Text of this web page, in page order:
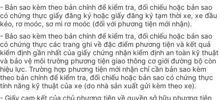
- Bản sao kèm theo bản chính để kiểm tra, đối chiếu hoặc bản sao
có chứng thực giấy đăng ký hoặc giấy đăng ký tạm thời xe, xe đầu
kéo, rơ moóc, sơ mi rơ moóc (đối với phương tiện mới nhận).
- Bảo sao kèm theo bản chính để kiểm tra, đối chiếu hoặc bản sao
có chứng thực các trang ghi về đặc điểm phương tiện và kết quả
kiểm định gần nhất của giấy chứng nhận kiểm định an toàn kỹ thuật
và bảo vệ môi trường phương tiện giao thông cơ giới đường bộ còn
hiệu lực. Trường hợp phương tiện mới nhận chỉ cần bản sao kèm
theo bản chính để kiểm tra, đối chiếu hoặc bản sao có chứng thực
tính năng kỹ thuật của xe (do nhà sản xuất gửi kèm theo xe).
- Giấy cam kết của chủ phương tiện về quyền sở hữu phương tiện